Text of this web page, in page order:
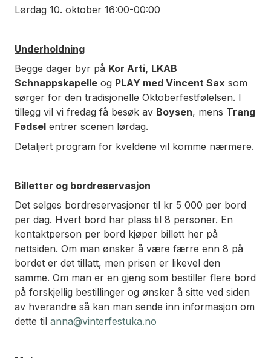
Lørdag 10. oktober 16:00-00:00
Underholdning
Begge dager byr på Kor Arti, LKAB
Schnappskapelle og PLAY med Vincent Sax som
sørger for den tradisjonelle Oktoberfestfølelsen. I
tillegg vil vi fredag få besøk av Boysen, mens Trang
Fødsel entrer scenen lørdag.
Detaljert program for kveldene vil komme nærmere.
Billetter og bordreservasjon
Det selges bordreservasjoner til kr 5 000 per bord
per dag. Hvert bord har plass til 8 personer. En
kontaktperson per bord kjøper billett her på
nettsiden. Om man ønsker å være færre enn 8 på
bordet er det tillatt, men prisen er likevel den
samme. Om man er en gjeng som bestiller flere bord
på forskjellig bestillinger og ønsker å sitte ved siden
av hverandre så kan man sende inn informasjon om
dette til anna@vinterfestuka.no